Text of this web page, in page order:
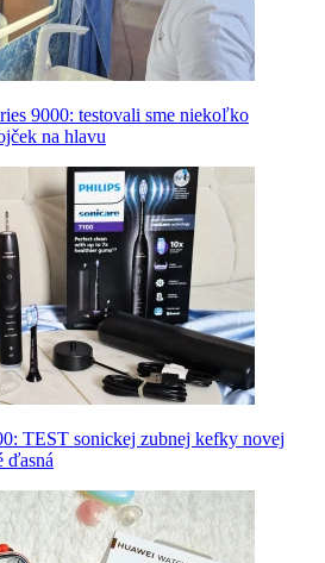
9000: testovali sme niekoľko
na hlavu
TEST sonickej zubnej kefky novej
ďasná